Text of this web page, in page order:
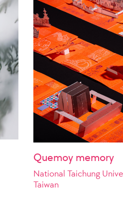
Quemoy memory
National Taichung
Taiwan